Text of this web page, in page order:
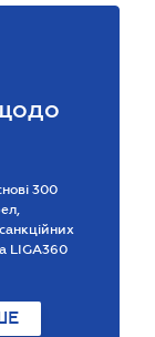
300
LIGA360